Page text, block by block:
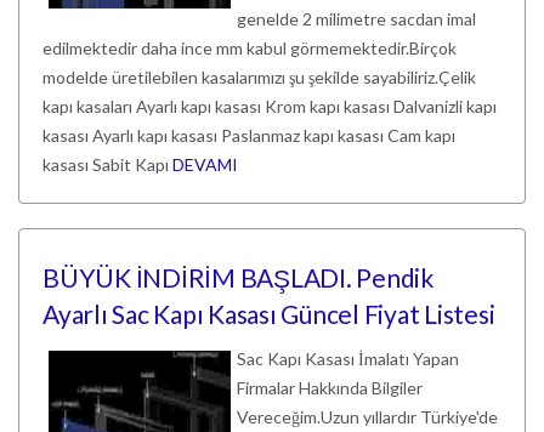
genelde 2 milimetre sacdan imal
edilmektedir daha ince mm kabul görmemektedir.Birçok
modelde üretilebilen kasalarımızı şu şekilde sayabiliriz.Çelik
kapı kasaları Ayarlı kapı kasası Krom kapı kasası Dalvanizli kapı
kasası Ayarlı kapı kasası Paslanmaz kapı kasası Cam kapı
kasası Sabit Kapı DEVAMI
BÜYÜK İNDİRİM BAŞLADI. Pendik
Ayarlı Sac Kapı Kasası Güncel Fiyat Listesi
Sac Kapı Kasası İmalatı Yapan
Firmalar Hakkında Bilgiler
Vereceğim.Uzun yıllardır Türkiye'de